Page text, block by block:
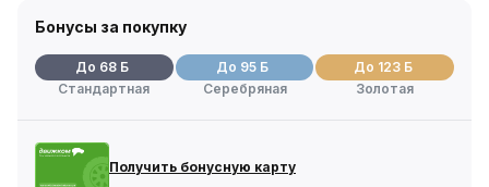
Бонусы за покупку
До 68 Б
Стандартная
До 95 Б
Серебряная
До 123 Б
Золотая
Получить бонусную карту